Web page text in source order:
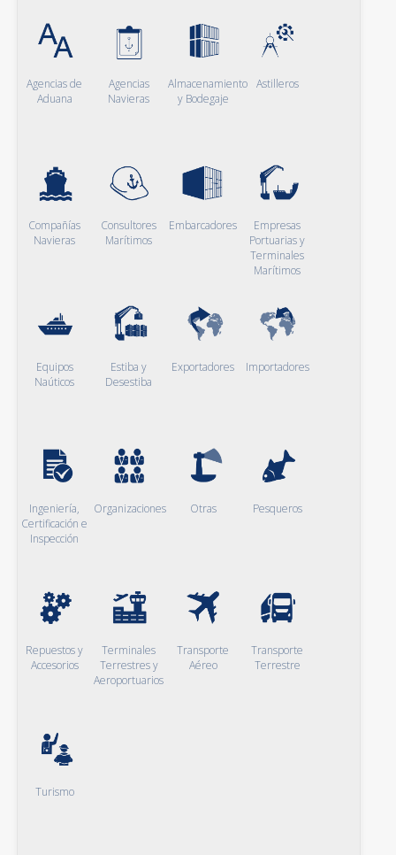
Agencias de
Aduana
Agencias
Navieras
Almacenamiento
y Bodegaje
Astilleros
Compañías
Navieras
Consultores
Marítimos
Embarcadores
Empresas
Portuarias y
Terminales
Marítimos
Equipos
Naúticos
Estiba y
Desestiba
Exportadores Importadores
Ingeniería,
Certificación e
Inspección
Organizaciones Otras Pesqueros
Repuestos y
Accesorios
Terminales
Terrestres y
Aeroportuarios
Transporte
Aéreo
Transporte
Terrestre
Turismo